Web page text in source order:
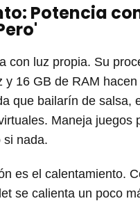
Potencia
con luz propia. Su
y 16 GB de RAM
que bailarín de salsa,
Maneja juegos
si nada.
es el calentamiento.
se calienta un poco